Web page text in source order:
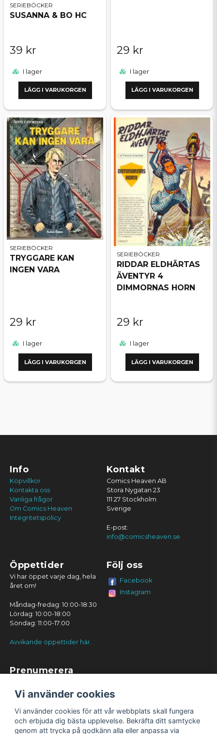
SERIEBÖCKER
SUSANNA & BO HC
39 kr
I lager
LÄGG I VARUKORGEN
29 kr
I lager
LÄGG I VARUKORGEN
SERIEBÖCKER
TRYGGARE KAN
INGEN VARA
29 kr
I lager
LÄGG I VARUKORGEN
SERIEBÖCKER
RIDDAR ELDHÄRTAS
ÄVENTYR 4
DIMMORNAS HORN
29 kr
I lager
LÄGG I VARUKORGEN
Info
Köpvillkor
Kontakta oss
Vanliga frågor
Om Comics Heaven
Integritetspolicy
Kontakt
Comics Heaven AB
Stora Nygatan 23
111 27 Stockholm
Sverige
E-post:
info@comicsheaven.se
Öppettider
Vi har öppet varje dag, hela
året om!
Måndag-fredag: 10:00-18:30
Lördag: 10:00-18:00
Söndag: 11:00-17:00
Avvikande öppettider här.
Följ oss
Facebook
Instagram
Prenumerera
Vi använder cookies
Vi använder cookies för att vår webbplats skall fungera
och erbjuda dig bästa upplevelse. Bekräfta ditt samtycke
genom att trycka på godkänn alla eller anpassa via